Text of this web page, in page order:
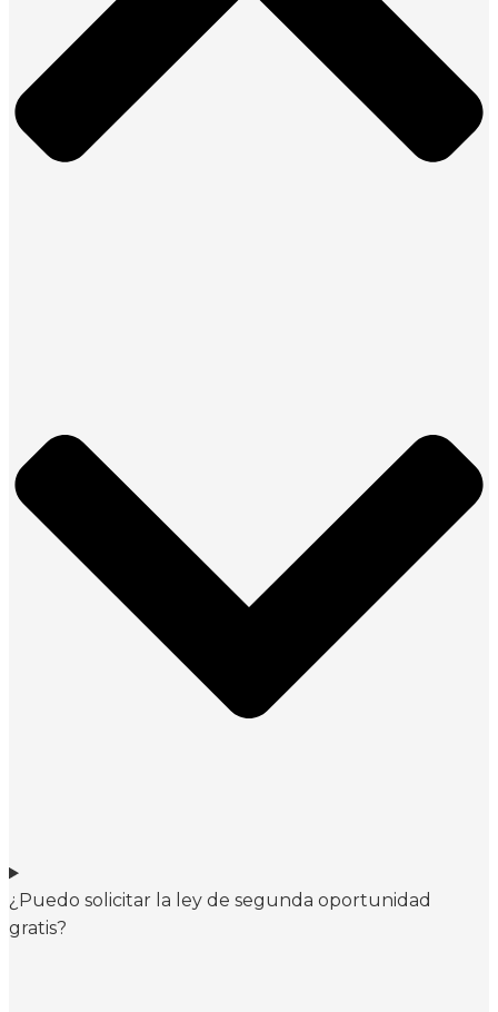
¿Puedo solicitar la ley de segunda oportunidad
gratis?